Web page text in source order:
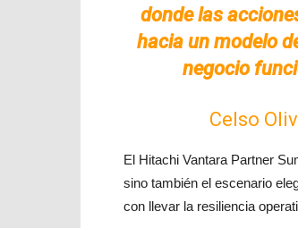
donde las
hacia un modelo
negocio
Celso
El Hitachi Vantara Partner
sino también el escenario
con llevar la resiliencia